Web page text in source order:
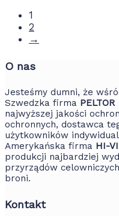
1
2
→
O nas
Jesteśmy dumni, że
Szwedzka firma PELTOR
najwyższej jakości
ochronnych, dostawca
użytkowników
Amerykańska firma HI-
produkcji najbardziej
przyrządów
broni.
Kontakt